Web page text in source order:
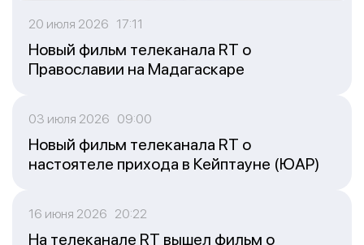
20 июля 2026 17:11
Новый фильм телеканала RT о
Православии на Мадагаскаре
03 июля 2026 09:00
Новый фильм телеканала RT о
настоятеле прихода в Кейптауне (ЮАР)
16 июня 2026 20:22
На телеканале RT вышел фильм о